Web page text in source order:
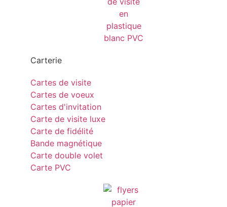
Carterie
Cartes de visite
Cartes de voeux
Cartes d'invitation
Carte de visite luxe
Carte de fidélité
Bande magnétique
Carte double volet
Carte PVC